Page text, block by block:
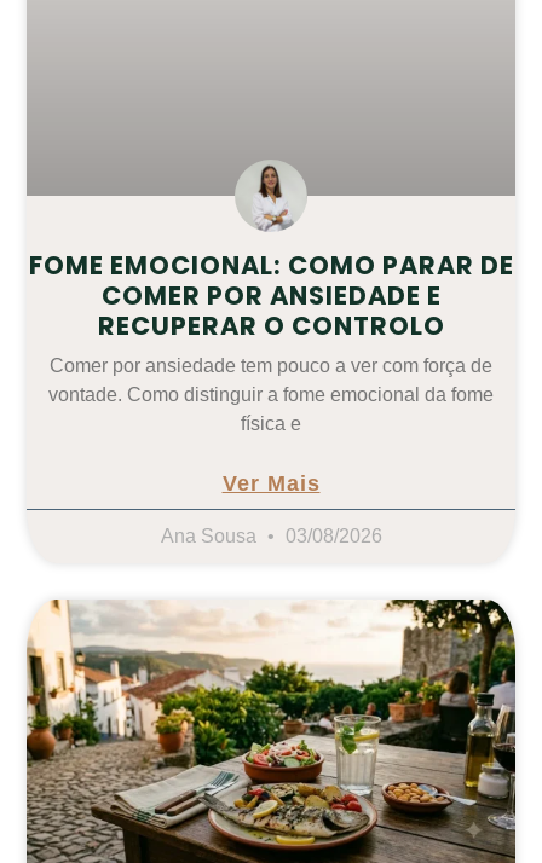
FOME EMOCIONAL: COMO PARAR DE
COMER POR ANSIEDADE E
RECUPERAR O CONTROLO
Comer por ansiedade tem pouco a ver com força de
vontade. Como distinguir a fome emocional da fome
física e
Ver Mais
Ana Sousa 03/08/2026